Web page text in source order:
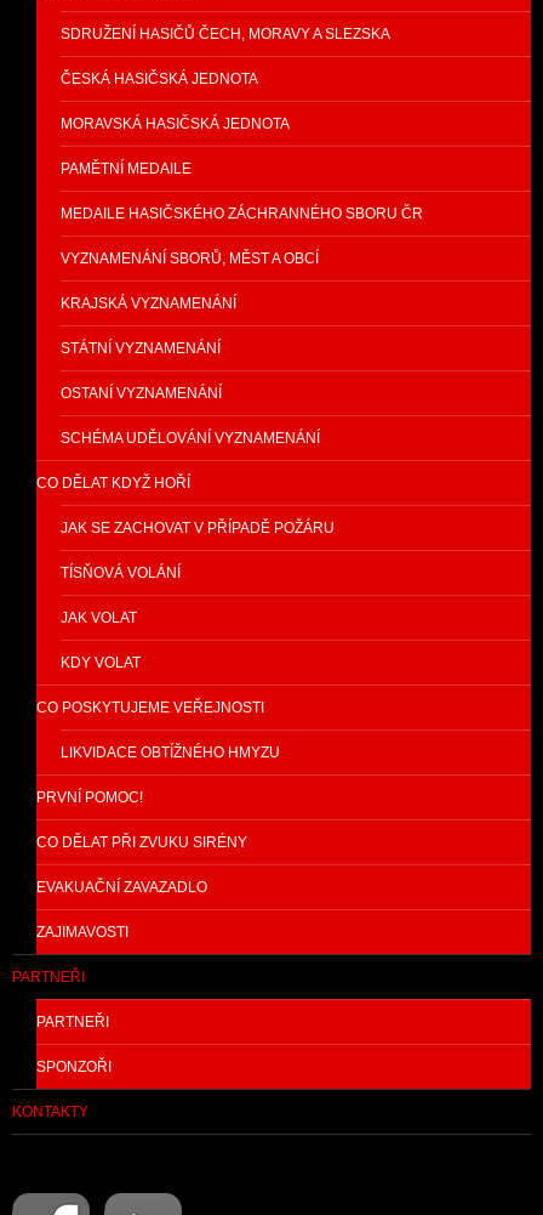
SDRUŽENÍ HASIČŮ ČECH, MORAVY A SLEZSKA
ČESKÁ HASIČSKÁ JEDNOTA
MORAVSKÁ HASIČSKÁ JEDNOTA
PAMĚTNÍ MEDAILE
MEDAILE HASIČSKÉHO ZÁCHRANNÉHO SBORU ČR
VYZNAMENÁNÍ SBORŮ, MĚST A OBCÍ
KRAJSKÁ VYZNAMENÁNÍ
STÁTNÍ VYZNAMENÁNÍ
OSTANÍ VYZNAMENÁNÍ
SCHÉMA UDĚLOVÁNÍ VYZNAMENÁNÍ
CO DĚLAT KDYŽ HOŘÍ
JAK SE ZACHOVAT V PŘÍPADĚ POŽÁRU
TÍSŇOVÁ VOLÁNÍ
JAK VOLAT
KDY VOLAT
CO POSKYTUJEME VEŘEJNOSTI
LIKVIDACE OBTÍŽNÉHO HMYZU
PRVNÍ POMOC!
CO DĚLAT PŘI ZVUKU SIRÉNY
EVAKUAČNÍ ZAVAZADLO
ZAJIMAVOSTI
PARTNEŘI
PARTNEŘI
SPONZOŘI
KONTAKTY